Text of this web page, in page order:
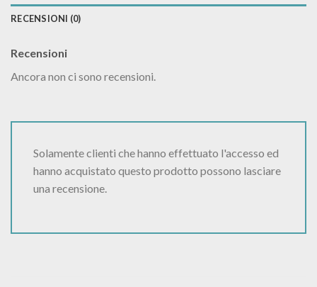
RECENSIONI (0)
Recensioni
Ancora non ci sono recensioni.
Solamente clienti che hanno effettuato l'accesso ed
hanno acquistato questo prodotto possono lasciare
una recensione.